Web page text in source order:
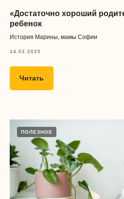
«Достаточно хороший
ребенок
История Марины, мамы Софии
14.02.2025
Читать
ПОЛЕЗНОЕ
Наши соц сети
Поддержка MAX
Поддержка Telegram
Публичная оферта
Образовательная лицензия
№Л035-01298-77/01155773